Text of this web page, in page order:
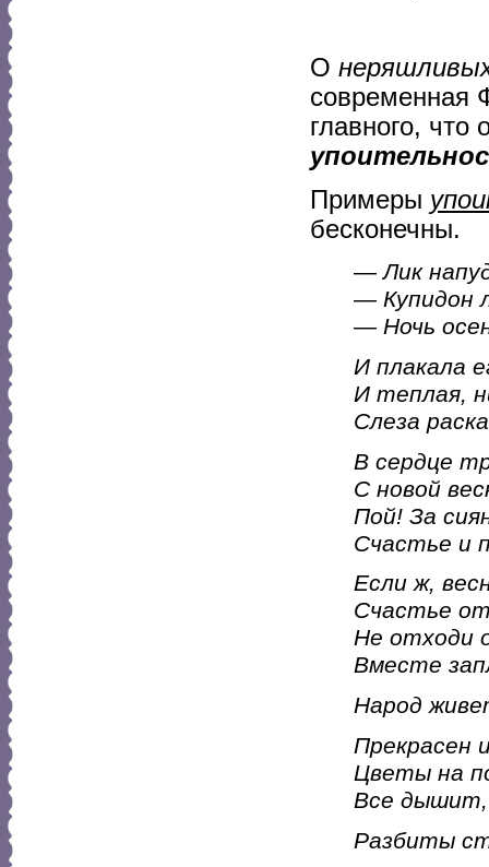
О
современная
главного,
Примеры
бесконечны.
—Лик
— Купидон
— Ночь
И плакала
И теплая,
Слеза
В сердце
С новой
Пой! За
Счастье и
Если ж,
Счастье
Не отходи
Вместе
Народ
Прекрасен
Цветы на
Все дышит,
Разбиты